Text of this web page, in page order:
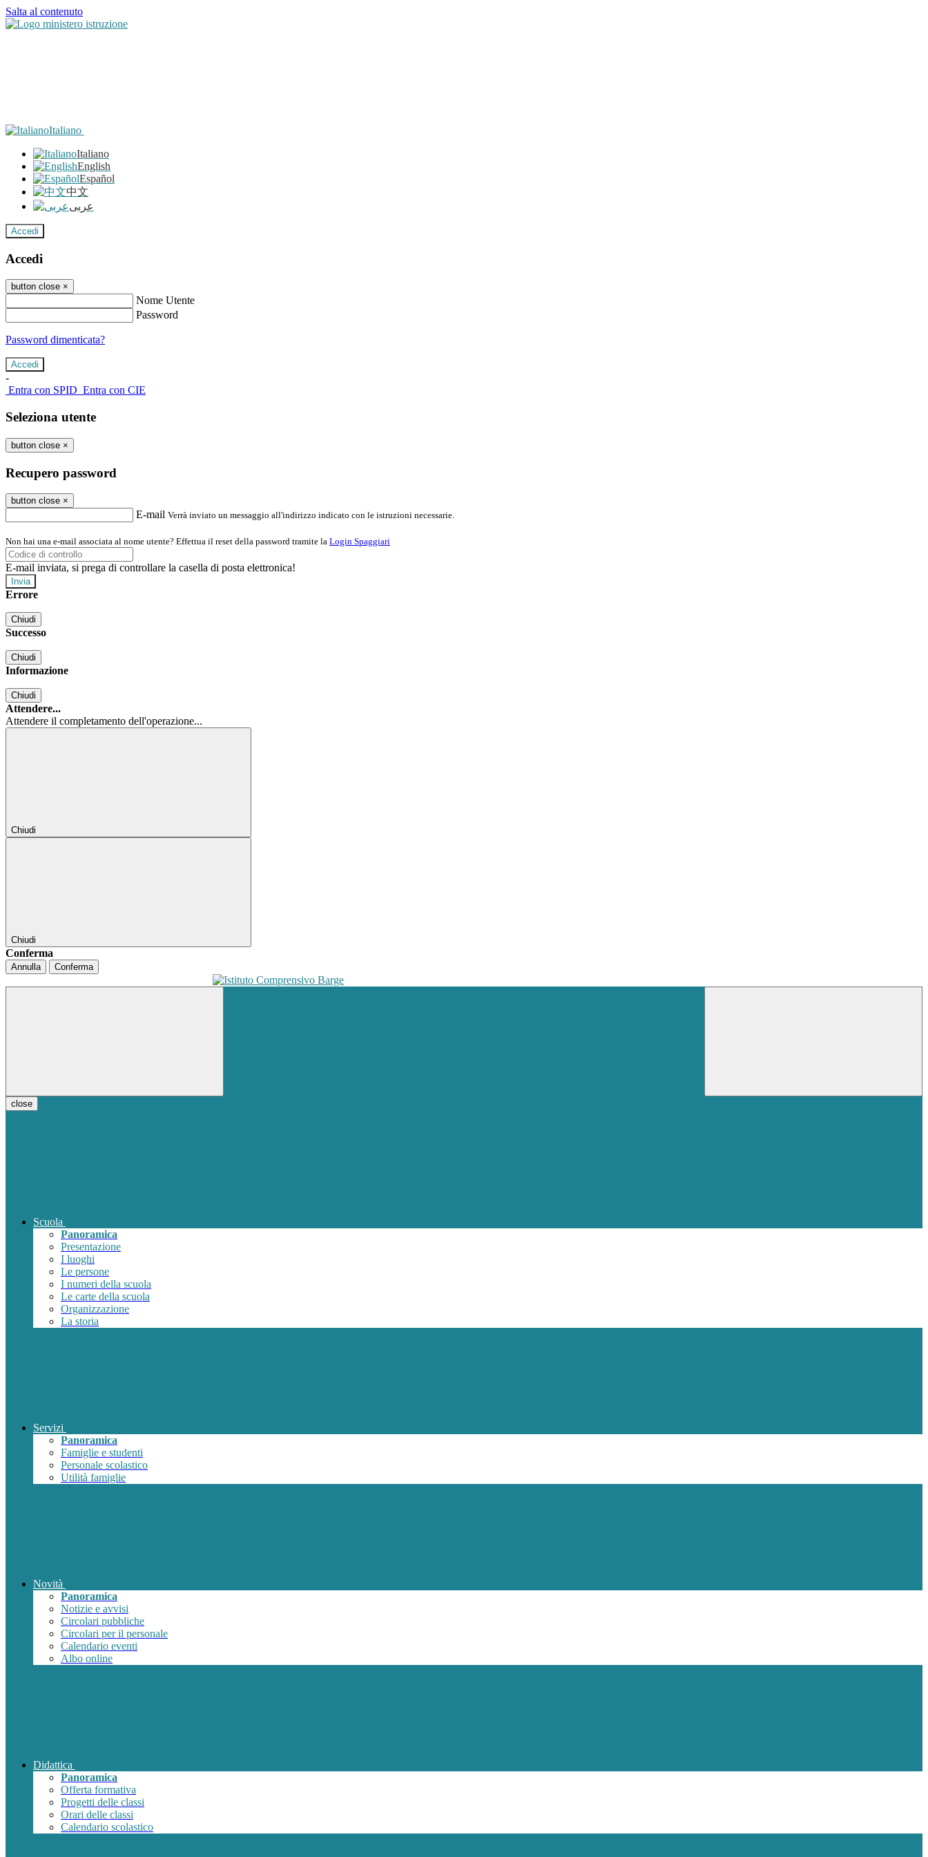
Salta al contenuto
Italiano
Italiano
English
Español
中文
عربى
Accedi
Accedi
button close ×
Nome Utente
Password
Password dimenticata?
-
Entra con SPID Entra con CIE
Seleziona utente
button close ×
Recupero password
button close ×
E-mail Verrà inviato un messaggio all'indirizzo indicato con le istruzioni necessarie.
Non hai una e-mail associata al nome utente? Effettua il reset della password tramite la Login Spaggiari
E-mail inviata, si prega di controllare la casella di posta elettronica!
Errore
Chiudi
Successo
Chiudi
Informazione
Chiudi
Attendere...
Attendere il completamento dell'operazione...
Chiudi
Chiudi
Conferma
Annulla Conferma
close
Scuola
Panoramica
Presentazione
I luoghi
Le persone
I numeri della scuola
Le carte della scuola
Organizzazione
La storia
Servizi
Panoramica
Famiglie e studenti
Personale scolastico
Utilità famiglie
Novità
Panoramica
Notizie e avvisi
Circolari pubbliche
Circolari per il personale
Calendario eventi
Albo online
Didattica
Panoramica
Offerta formativa
Progetti delle classi
Orari delle classi
Calendario scolastico